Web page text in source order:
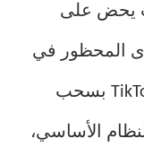
يحض على
المحظور في
الفيديو الخاص بك. قد يقوم TikTok بسحب
الأساسي،